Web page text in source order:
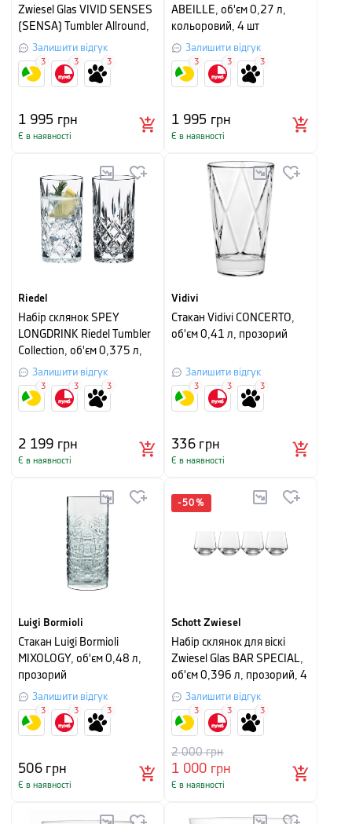
Zwiesel Glas VIVID SENSES
(SENSA) Tumbler Allround,
об'єм 0,5 л, прозорий, 4 шт
Залишити відгук
1 995 грн
Є в наявності
3 3 3
ABEILLE, об'єм 0,27 л,
кольоровий, 4 шт
Залишити відгук
1 995 грн
Є в наявності
3 3 3
Riedel
Набір склянок SPEY
LONGDRINK Riedel Tumbler
Collection, об'єм 0,375 л,
прозорий, 2 штуки
Залишити відгук
2 199 грн
Є в наявності
3 3 3
Vidivi
Стакан Vidivi CONCERTO,
об'єм 0,41 л, прозорий
Залишити відгук
336грн
Є в наявності
3 3 3
Luigi Bormioli
Стакан Luigi Bormioli
MIXOLOGY, об'єм 0,48 л,
прозорий
Залишити відгук
506грн
Є в наявності
3 3 3
-50 %
Schott Zwiesel
Набір склянок для віскі
Zwiesel Glas BAR SPECIAL,
об'єм 0,396 л, прозорий, 4
шт Залишити відгук
1 000 грн
2 000грн
Є в наявності
3 3 3